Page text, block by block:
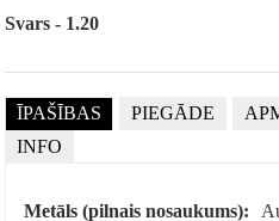
Svars - 1.20
ĪPAŠĪBAS PIEGĀDE
INFO
Metāls (pilnais nosaukums):